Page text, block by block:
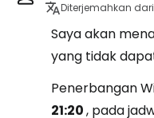
Diterjemahkan
Saya akan
yang tidak
Penerbangan
21:20, pada